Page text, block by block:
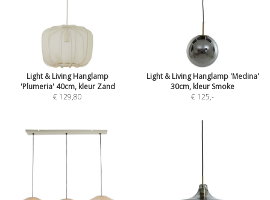
Light & Living Hanglamp
'Plumeria' 40cm, kleur Zand
€ 129,80
Light & Living Hanglamp 'Medina'
30cm, kleur Smoke
€ 125,-